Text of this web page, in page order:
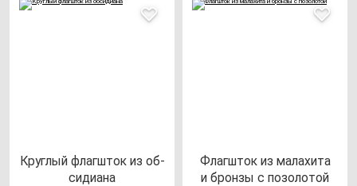
Круг­лый флаг­шток из об­
си­ди­ана
Флаг­шток из ма­ла­хи­та
и брон­зы с по­зо­ло­той